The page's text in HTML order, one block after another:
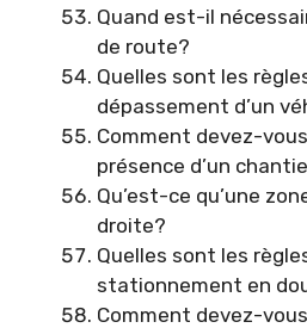
Quand est-il
de route?
Quelles sont les
dépassement d’un
Comment devez-
présence d’un
Qu’est-ce qu’une
droite?
Quelles sont les
stationnement en
Comment devez-